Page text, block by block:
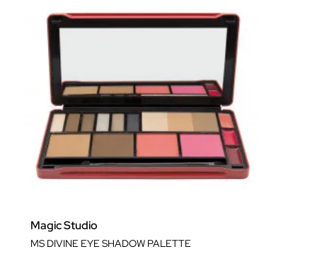
Magic Studio
MS DIVINE EYE SHADOW PALETTE